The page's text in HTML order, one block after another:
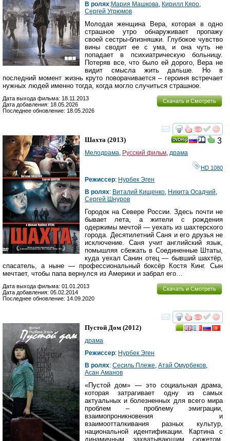
В ролях:Мария Машкова, Кирилл Кяро,
Сергей Угрюмов
Молодая женщина Вера, которая в одно
страшное утро обнаруживает пропажу
своей сестры-близняшки. Глубокое чувство
вины сводит ее с ума, и она чуть не
попадает в психиатрическую больницу.
Потеряв все, что было ей дорого, Вера не
видит смысла жить дальше. Но в
последний момент жизнь круто поворачивается – героиня встречает
нужных людей именно тогда, когда могло случиться страшное.
Скачать и Смотреть
Дата выхода фильма: 18.11.2013
Дата добавления: 18.05.2026
Последнее обновление: 18.05.2026
смотреть
3
Шахта (2013)
Мелодрама, Русский фильм, драма
HD 1080
Режиссер: Нурбек Эген
В ролях: Виталий Кищенко, Никита Осадчий,
Сергей Шнуров
Городок на Севере России. Здесь почти не
бывает лета, а жители с рождения
одержимы мечтой — уехать из шахтерского
города. Десятилетний Саня и его друзья не
исключение. Саня учит английский язык,
помышляя сбежать в Соединенные Штаты,
куда уехал Санин отец — бывший шахтёр,
спасатель, а ныне — профессиональный боксёр Костя Кинг. Сын
мечтает, чтобы папа вернулся из Америки и забрал его…
Скачать и Смотреть
Дата выхода фильма: 01.01.2013
Дата добавления: 05.02.2014
Последнее обновление: 14.09.2020
смотреть
Пустой Дом (2012)
драма
Режиссер: Нурбек Эген
В ролях: Сесиль Плеже Атай Омурбеков
Асан Аманов
«Пустой дом» — это социальная драма,
которая затрагивает одну из самых
актуальных и болезненных для всего мира
проблем – проблему эмиграции,
взаимопроникновения и
взаимоотталкивания разных культур,
национальной идентификации. Картина с
динамичным захватывающим сюжетом,